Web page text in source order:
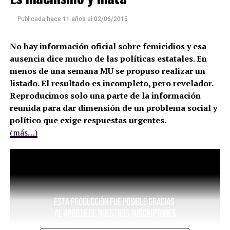
Publicada hace 11 años el 02/06/2015
No hay información oficial sobre femicidios y esa
ausencia dice mucho de las políticas estatales. En
menos de una semana MU se propuso realizar un
listado. El resultado es incompleto, pero revelador.
Reproducimos solo una parte de la información
reunida para dar dimensión de un problema social y
político que exige respuestas urgentes.
(más…)